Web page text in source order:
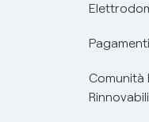
Comunità
Rinnovabili